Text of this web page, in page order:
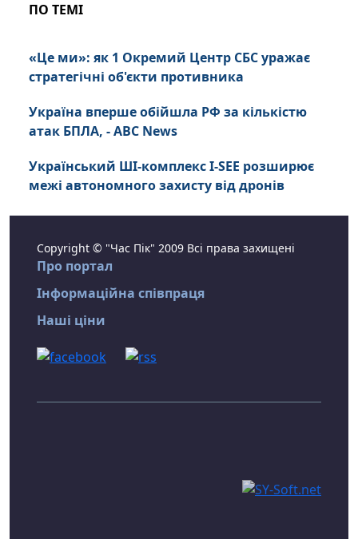
ПО ТЕМІ
«Це ми»: як 1 Окремий Центр СБС уражає
стратегічні об'єкти противника
Україна вперше обійшла РФ за кількістю
атак БПЛА, - ABC News
Український ШІ-комплекс I-SEE розширює
межі автономного захисту від дронів
Copyright © "Час Пік" 2009 Всі права захищені
Про портал
Інформаційна співпраця
Наші ціни